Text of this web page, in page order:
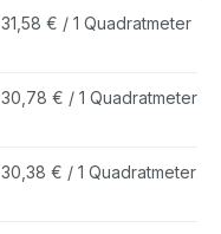
31,58 € / 1 Quadratmeter
30,78 € / 1 Quadratmeter
30,38 € / 1 Quadratmeter